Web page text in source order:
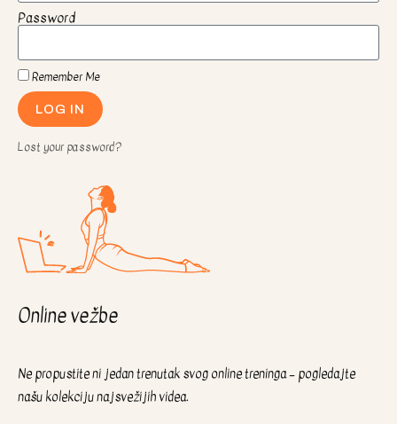
Password
Remember Me
LOG IN
Lost your password?
Online vežbe
Ne propustite ni jedan trenutak svog online treninga – pogledajte
našu kolekciju najsvežijih videa.